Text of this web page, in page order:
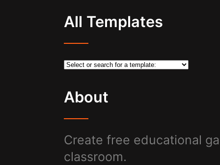
All Templates
About
Create free educational
classroom.